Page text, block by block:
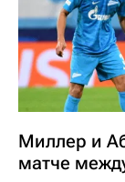
Миллер и
матче